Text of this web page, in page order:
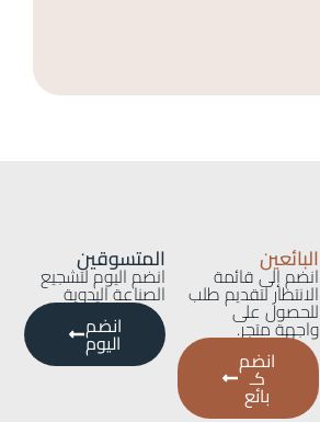
البائعين
انضم إلى قائمة
الانتظار لتقديم طلب
للحصول على
واجهة متجر.
انضم
كـ
بائع
المتسوقين
انضم اليوم لتشجيع
الصناعة اليدوية
انضم
اليوم